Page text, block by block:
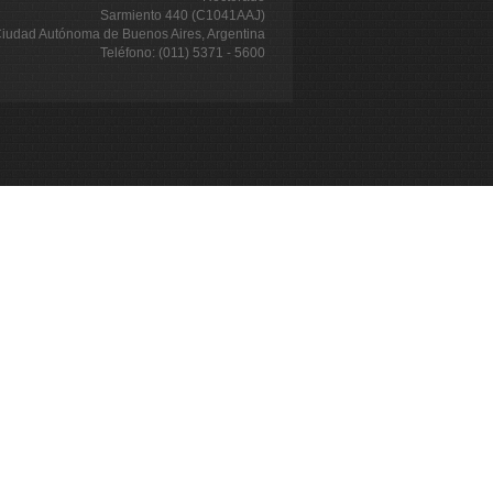
Sarmiento 440 (C1041AAJ)
Autónoma de Buenos Aires, Argentina
Teléfono: (011) 5371 - 5600